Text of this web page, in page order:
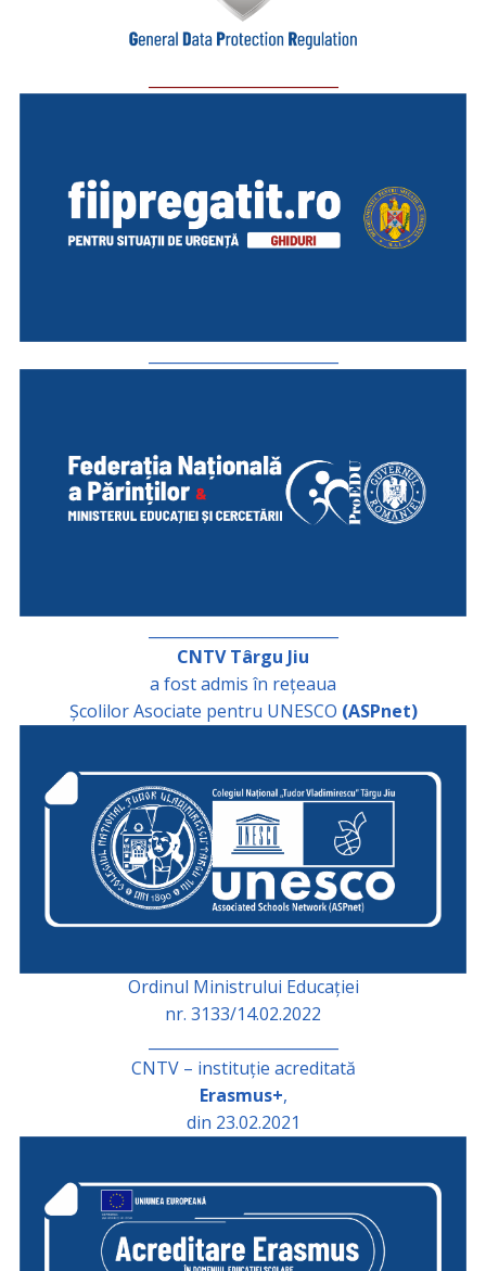
CNTV Târgu Jiu
a fost admis în rețeaua
Școlilor Asociate pentru UNESCO (ASPnet)
Ordinul Ministrului Educației
nr. 3133/14.02.2022
CNTV – instituție acreditată
Erasmus+,
din 23.02.2021